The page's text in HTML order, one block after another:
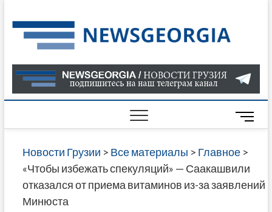
to
content
О
В
ГРУЗИИ
САЙТЕ
M
e
n
u
B
Новости Грузии > Все материалы > Главное>
«Чтобы избежать спекуляций» — Саакашвили
отказался от приема витаминов из-за заявлений
Минюста